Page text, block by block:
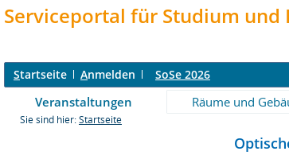
Serviceportal für Studium und
Startseite Anmelden SoSe 2026
Veranstaltungen Räume und
Sie sind hier: Startseite